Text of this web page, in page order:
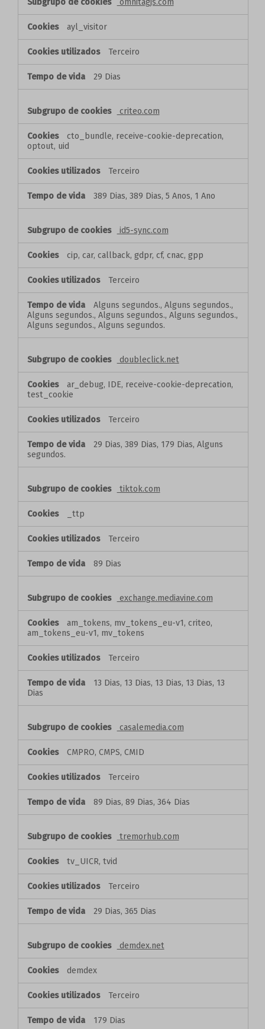
ayl_visitor
Terceiro
29 Dias
criteo.com
cto_bundle, receive-cookie-deprecation,
optout, uid
Terceiro
389 Dias, 389 Dias, 5 Anos, 1 Ano
id5-sync.com
cip, car, callback, gdpr, cf, cnac, gpp
Terceiro
Alguns segundos., Alguns segundos.,
Alguns segundos., Alguns segundos., Alguns segundos.,
Alguns segundos., Alguns segundos.
doubleclick.net
ar_debug, IDE, receive-cookie-deprecation,
test_cookie
Terceiro
29 Dias, 389 Dias, 179 Dias, Alguns
segundos.
tiktok.com
_ttp
Terceiro
89 Dias
exchange.mediavine.com
am_tokens, mv_tokens_eu-v1, criteo,
am_tokens_eu-v1, mv_tokens
Terceiro
13 Dias, 13 Dias, 13 Dias, 13 Dias, 13
Dias
casalemedia.com
CMPRO, CMPS, CMID
Terceiro
89 Dias, 89 Dias, 364 Dias
tremorhub.com
tv_UICR, tvid
Terceiro
29 Dias, 365 Dias
demdex.net
demdex
Terceiro
179 Dias